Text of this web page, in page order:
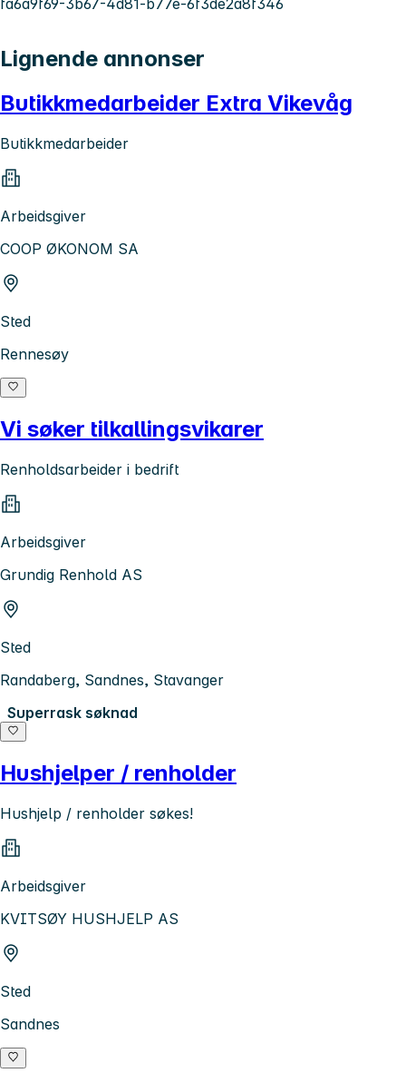
fa6a9f69-3b67-4d81-b77e-6f3de2a8f346
Lignende annonser
Butikkmedarbeider Extra Vikevåg
Butikkmedarbeider
Arbeidsgiver
COOP ØKONOM SA
Sted
Rennesøy
Vi søker tilkallingsvikarer
Renholdsarbeider i bedrift
Arbeidsgiver
Grundig Renhold AS
Sted
Randaberg, Sandnes, Stavanger
Superrask søknad
Hushjelper / renholder
Hushjelp / renholder søkes!
Arbeidsgiver
KVITSØY HUSHJELP AS
Sted
Sandnes